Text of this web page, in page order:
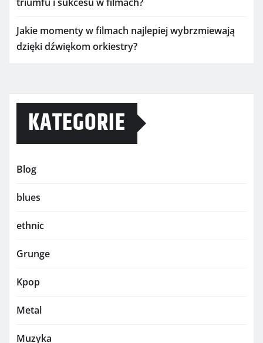
Jakie momenty w filmach najlepiej wybrzmiewają
dzięki dźwiękom orkiestry?
KATEGORIE
Blog
blues
ethnic
Grunge
Kpop
Metal
Muzyka